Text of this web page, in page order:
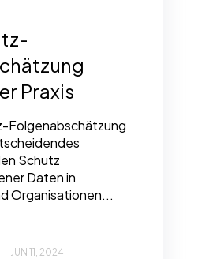
Praxis
Folgenabschätzung
Schutz
Daten in
Organisationen...
JUN 11, 2024